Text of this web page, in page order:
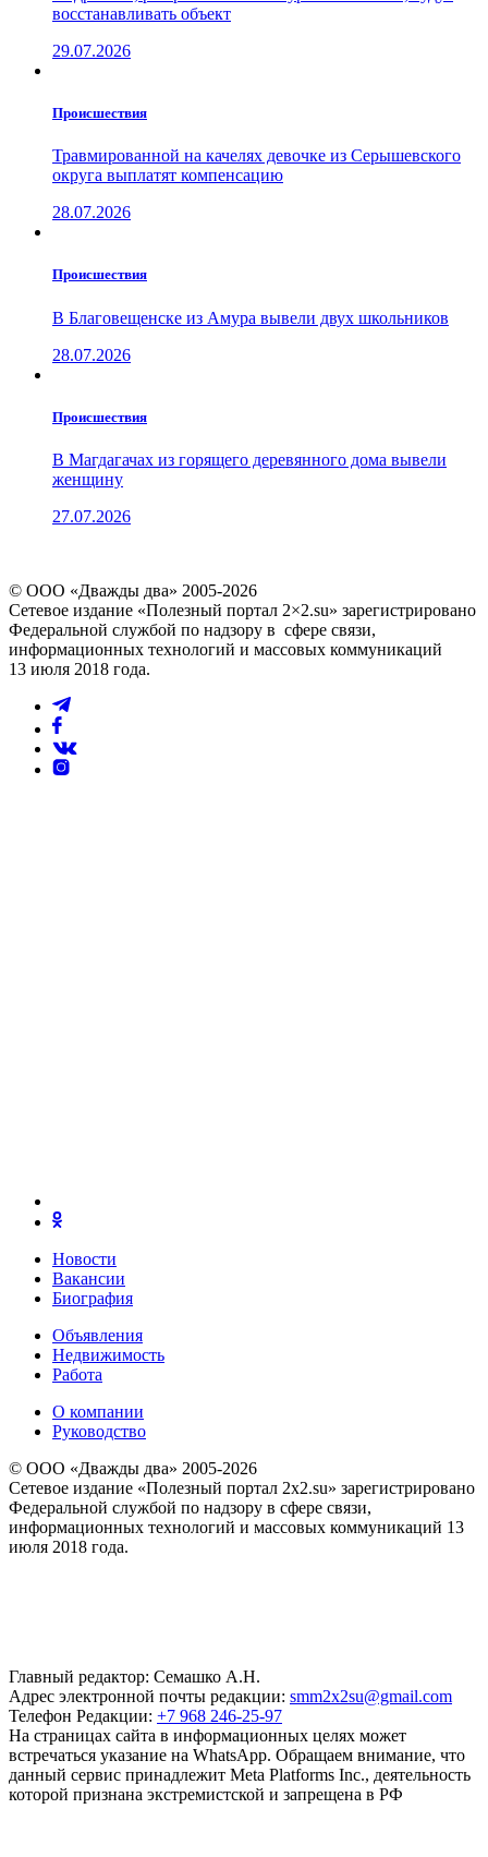
восстанавливать объект
29.07.2026
Проиcшествия
Травмированной на качелях девочке из Серышевского
округа выплатят компенсацию
28.07.2026
Проиcшествия
В Благовещенске из Амура вывели двух школьников
28.07.2026
Проиcшествия
В Магдагачах из горящего деревянного дома вывели
женщину
27.07.2026
© ООО «Дважды два» 2005-2026
Сетевое издание «Полезный портал 2×2.su» зарегистрировано
Федеральной службой по надзору в сфере связи,
информационных технологий и массовых коммуникаций
13 июля 2018 года.
Новости
Вакансии
Биография
Объявления
Недвижимость
Работа
О компании
Руководство
© ООО «Дважды два» 2005-2026
Сетевое издание «Полезный портал 2x2.su» зарегистрировано
Федеральной службой по надзору в сфере связи,
информационных технологий и массовых коммуникаций 13
июля 2018 года.
Главный редактор: Семашко А.Н.
Адрес электронной почты редакции: smm2x2su@gmail.com
Телефон Редакции: +7 968 246-25-97
На страницах сайта в информационных целях может
встречаться указание на WhatsApp. Обращаем внимание, что
данный сервис принадлежит Meta Platforms Inc., деятельность
которой признана экстремистской и запрещена в РФ